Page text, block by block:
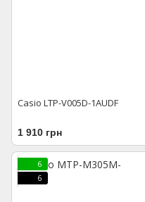
Casio LTP-V005D-1AUDF
1 910 грн
6
6